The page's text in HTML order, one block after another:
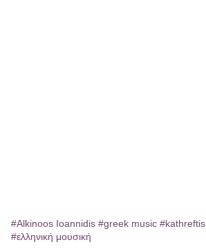
#Alkinoos Ioannidis #greek music #kathreftis
#ελληνική μουσική